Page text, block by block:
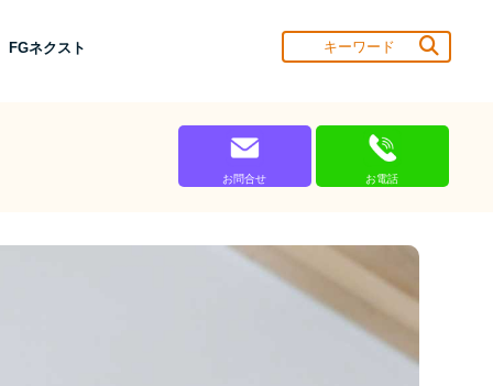
ネクスト
お問合せ お電話